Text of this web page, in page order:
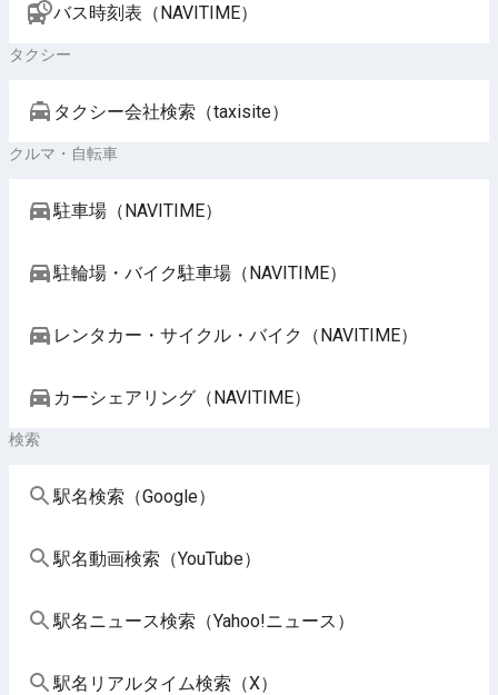
バス時刻表（NAVITIME）
タクシー
タクシー会社検索（taxisite）
クルマ・自転車
駐車場（NAVITIME）
駐輪場・バイク駐車場（NAVITIME）
レンタカー・サイクル・バイク（NAVITIME）
カーシェアリング（NAVITIME）
検索
駅名検索（Google）
駅名動画検索（YouTube）
駅名ニュース検索（Yahoo!ニュース）
駅名リアルタイム検索（X）